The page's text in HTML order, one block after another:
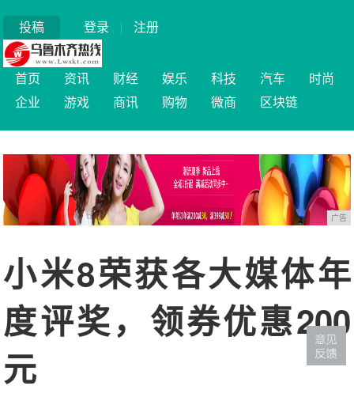
投稿 登录 | 注册
首页 资讯 财经 娱乐 科技 汽车
时尚
企业
游戏 商讯 购物 微商 区块链
广告
小米8荣获各大媒体年
度评奖，领券优惠200
元